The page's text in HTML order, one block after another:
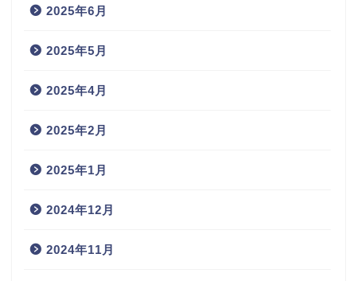
2025年6月
2025年5月
2025年4月
2025年2月
2025年1月
2024年12月
2024年11月